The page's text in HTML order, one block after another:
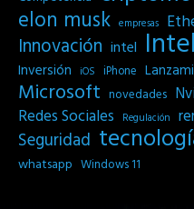
elon musk empresas
Innovación intel
Inversión iOS iPhone
Microsoft novedades
Redes Sociales
Regulación
Seguridad
whatsapp Windows 11